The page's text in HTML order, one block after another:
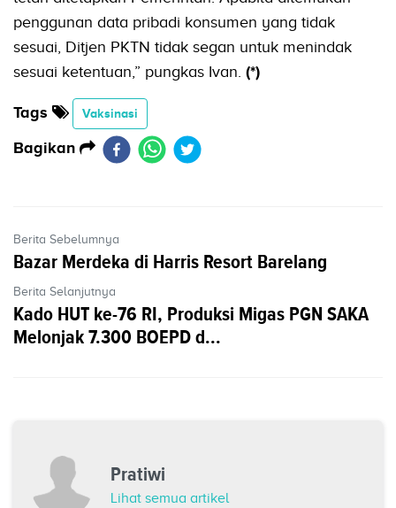
penggunan data pribadi konsumen yang tidak
sesuai, Ditjen PKTN tidak segan untuk menindak
sesuai ketentuan,” pungkas Ivan. (*)
Tags Vaksinasi
Bagikan
Berita Sebelumnya
Bazar Merdeka di Harris Resort Barelang
Berita Selanjutnya
Kado HUT ke-76 RI, Produksi Migas PGN SAKA
Melonjak 7.300 BOEPD d...
Pratiwi
Lihat semua artikel